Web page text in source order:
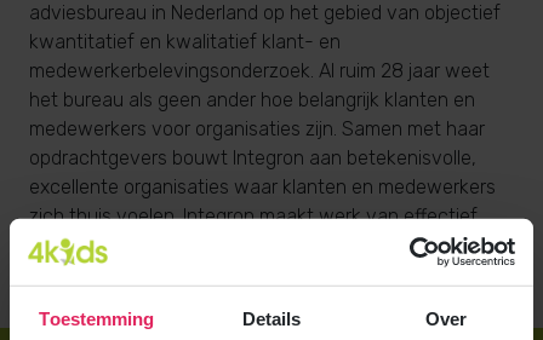
Toestemming Details Over
adviesbureau in Nederland op het gebied van objectief
kwantitatief en kwalitatief klant- en
medewerkerbelevingsonderzoek. Al ruim 28 jaar weet
het bureau als geen ander hoe belangrijk klanten en
medewerkers voor organisaties zijn. Samen met haar
opdrachtgevers bouwt Integron aan betekenisvolle,
excellente organisaties waar klanten en medewerkers
zich thuis voelen. Integron maakt werk van effectief
continu inzicht. Meer informatie over Integron lees je op
www.integron.nl